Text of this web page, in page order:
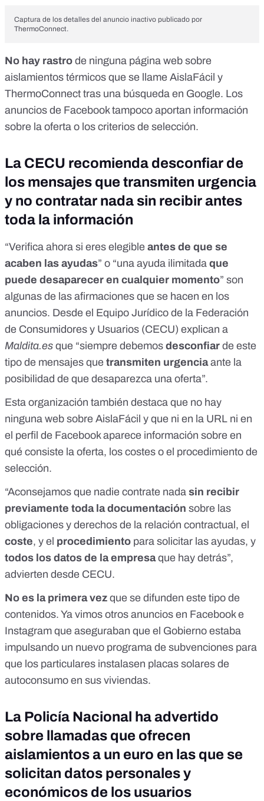
Captura de los detalles del anuncio inactivo publicado por
ThermoConnect.
No hay rastro de ninguna página web sobre
aislamientos térmicos que se llame AislaFácil y
ThermoConnect tras una búsqueda en Google. Los
anuncios de Facebook tampoco aportan información
sobre la oferta o los criterios de selección.
La CECU recomienda desconfiar de
los mensajes que transmiten urgencia
y no contratar nada sin recibir antes
toda la información
“Verifica ahora si eres elegible antes de que se
acaben las ayudas” o “una ayuda ilimitada que
puede desaparecer en cualquier momento” son
algunas de las afirmaciones que se hacen en los
anuncios. Desde el Equipo Jurídico de la Federación
de Consumidores y Usuarios (CECU) explican a
Maldita.es que “siempre debemos desconfiar de este
tipo de mensajes que transmiten urgenciaante la
posibilidad de que desaparezca una oferta”.
Esta organización también destaca que no hay
ninguna web sobre AislaFácil y que ni en la URL ni en
el perfil de Facebook aparece información sobre en
qué consiste la oferta, los costes o el procedimiento de
selección.
“Aconsejamos que nadie contrate nada sin recibir
previamente toda la documentación sobre las
obligaciones y derechos de la relación contractual, el
coste, y el procedimiento para solicitar las ayudas, y
todos los datos de la empresaque hay detrás”,
advierten desde CECU.
No es la primera vez que se difunden este tipo de
contenidos. Ya vimos otros anuncios en Facebook e
Instagram que aseguraban que el Gobierno estaba
impulsando un nuevo programa de subvenciones para
que los particulares instalasen placas solares de
autoconsumo en sus viviendas.
La Policía Nacional ha advertido
sobre llamadas que ofrecen
aislamientos a un euro en las que se
solicitan datos personales y
económicos de los usuarios